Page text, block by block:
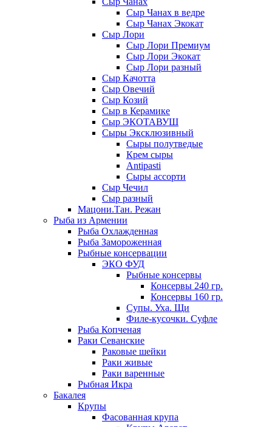
Сыр Чанах в ведре
Сыр Чанах Экокат
Сыр Лори
Сыр Лори Премиум
Сыр Лори Экокат
Сыр Лори разный
Сыр Качотта
Сыр Овечий
Сыр Козий
Сыр в Керамике
Сыр ЭКОТАВУШ
Сыры Эксклюзивный
Сыры полутведые
Крем сыры
Antipasti
Сыры ассорти
Сыр Чечил
Сыр разный
Мацони.Тан. Режан
Рыба из Армении
Рыба Охлажденная
Рыба Замороженная
Рыбные консервации
ЭКО ФУД
Рыбные консервы
Консервы 240 гр.
Консервы 160 гр.
Супы. Уха. Щи
Филе-кусочки. Суфле
Рыба Копченая
Раки Севанские
Раковые шейки
Раки живые
Раки варенные
Рыбная Икра
Бакалея
Крупы
Фасованная крупа